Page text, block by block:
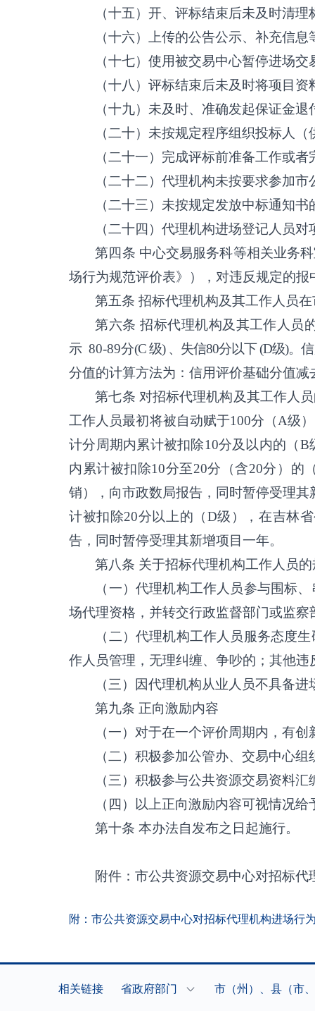
（十五）开、评标结束后未及时清
（十六）上传的公告公示、补充信
（十七）使用被交易中心暂停进场
（十八）评标结束后未及时将项目
（十九）未及时、准确发起保证金
（二十）未按规定程序组织投标人
（二十一）完成评标前准备工作或
（二十二）代理机构未按要求参加
（二十三）未按规定发放中标通知
（二十四）代理机构进场登记人员
第四条 中心交易服务科等相关业务
场行为规范评价表》），对违反规定的报
第五条 招标代理机构及其工作人员
第六条 招标代理机构及其工作人员
示 80-89分(C级) 、失信80分以下(D级)。
分值的计算方法为：信用评价基础分值减
第七条 对招标代理机构及其工作人
工作人员最初将被自动赋于100分（A级
计分周期内累计被扣除10分及以内的（
内累计被扣除10分至20分（含20分）的
销），向市政数局报告，同时暂停受理
计被扣除20分以上的（D级），在吉林
告，同时暂停受理其新增项目一年。
第八条 关于招标代理机构工作人员
（一）代理机构工作人员参与围标
场代理资格，并转交行政监督部门或监察
（二）代理机构工作人员服务态度
作人员管理，无理纠缠、争吵的；其他
（三）因代理机构从业人员不具备
第九条 正向激励内容
（一）对于在一个评价周期内，有
（二）积极参加公管办、交易中心
（三）积极参与公共资源交易资料
（四）以上正向激励内容可视情况
第十条 本办法自发布之日起施行。
附件：市公共资源交易中心对招标
附：市公共资源交易中心对招标代理机构进场行
相关链接 省政府部门 市（州）、县（市